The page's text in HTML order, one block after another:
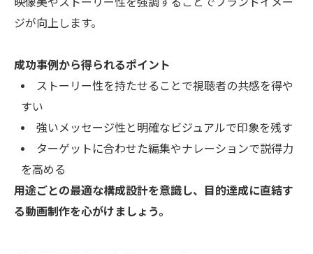
ジが向上します。
成功事例から得られるポイント
ストーリー性を持たせることで視聴者の共感を得や
すい
強いメッセージ性と明確なビジュアルで印象を残す
ターゲットに合わせた編集やナレーションで説得力
を高める
用途ごとの最適な構成設計を意識し、目的達成に直結す
る動画制作を心がけましょう。